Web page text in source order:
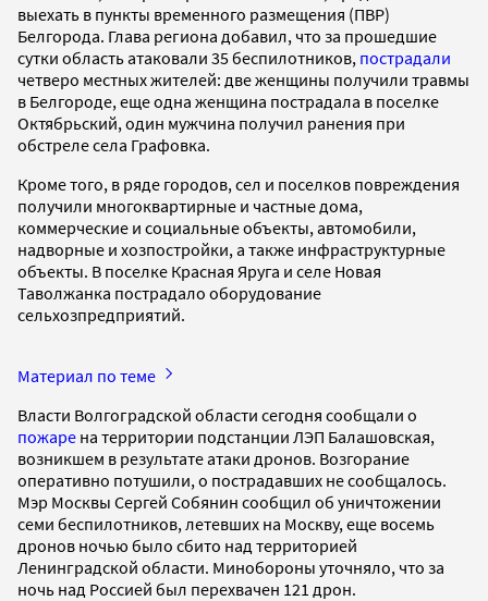
выехать в пункты временного размещения (ПВР)
Белгорода. Глава региона добавил, что за прошедшие
сутки область атаковали 35 беспилотников, пострадали
четверо местных жителей: две женщины получили травмы
в Белгороде, еще одна женщина пострадала в поселке
Октябрьский, один мужчина получил ранения при
обстреле села Графовка.
Кроме того, в ряде городов, сел и поселков повреждения
получили многоквартирные и частные дома,
коммерческие и социальные объекты, автомобили,
надворные и хозпостройки, а также инфраструктурные
объекты. В поселке Красная Яруга и селе Новая
Таволжанка пострадало оборудование
сельхозпредприятий.
Материал по теме
Власти Волгоградской области сегодня сообщали о
пожаре на территории подстанции ЛЭП Балашовская,
возникшем в результате атаки дронов. Возгорание
оперативно потушили, о пострадавших не сообщалось.
Мэр Москвы Сергей Собянин сообщил об уничтожении
семи беспилотников, летевших на Москву, еще восемь
дронов ночью было сбито над территорией
Ленинградской области. Минобороны уточняло, что за
ночь над Россией был перехвачен 121 дрон.